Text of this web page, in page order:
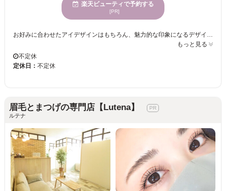
楽天ビューティで予約する
[PR]
お好みに合わせたアイデザインはもちろん、魅力的な印象になるデザインもご提案！ 『パリジェンヌラッシュリフト』専門店☆ 持続性◎根元からしっかり立ち上げます♪魅力的なまつげに☆ お顔の骨格や好みに合わせてベストな形にオーダーメイドで眉をデザイン☆彡 ＜似合わせ眉に＞毛量や左右のバランスを綺麗に整えませんか？ 気分に合わせて目元の印象をチェンジしませんか？お気軽にご来店くださいませ。
もっと見る
不定休
定休日： 不定休
眉毛とまつげの専門店【Lutena】
ルテナ